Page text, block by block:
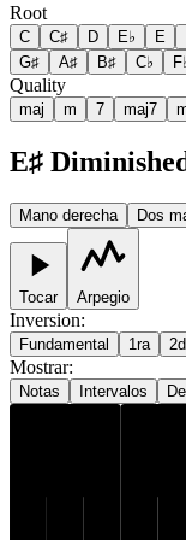
Root
C C♯ D E♭ E
G♯
A♯ B♯ C♭
Quality
maj m 7 maj7
E♯
Mano derecha Dos
Tocar Arpegio
Inversion:
Fundamental 1ra
Mostrar:
Notas Intervalos